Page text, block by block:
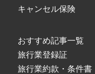
キャンセル保険
おすすめ記事一覧
旅行業登録証
旅行業約款・条件書